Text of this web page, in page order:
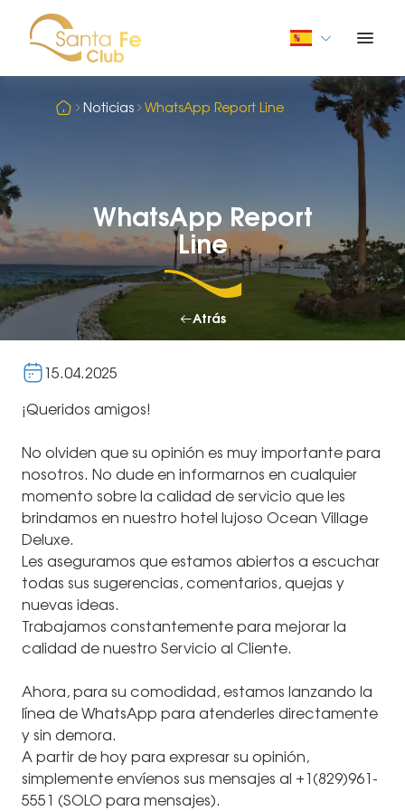
Noticias WhatsApp Report Line
WhatsApp Report
Line
Atrás
15.04.2025
¡Queridos amigos!
No olviden que su opinión es muy importante para
nosotros. No dude en informarnos en cualquier
momento sobre la calidad de servicio que les
brindamos en nuestro hotel lujoso Ocean Village
Deluxe.
Les aseguramos que estamos abiertos a escuchar
todas sus sugerencias, comentarios, quejas y
nuevas ideas.
Trabajamos constantemente para mejorar la
calidad de nuestro Servicio al Cliente.
Ahora, para su comodidad, estamos lanzando la
línea de WhatsApp para atenderles directamente
y sin demora.
A partir de hoy para expresar su opinión,
simplemente envíenos sus mensajes al +1(829)961-
5551 (SOLO para mensajes).